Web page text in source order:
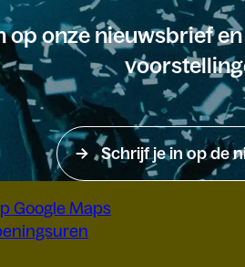
op onze nieuwsbrief
Schrijf je in op de
Google Maps